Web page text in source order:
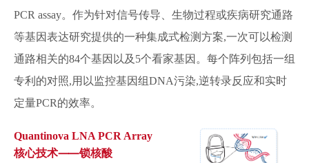
PCR assay。作为针对信号传导、生物过程或疾病研究通路
等基因表达研究提供的一种集成式检测方案,一次可以检测
通路相关的84个基因以及5个看家基因。每个阵列包括一组
专利的对照,用以监控基因组DNA污染,逆转录反应和实时
定量PCR的效率。
Quantinova LNA PCR Array
核心技术⸺锁核酸